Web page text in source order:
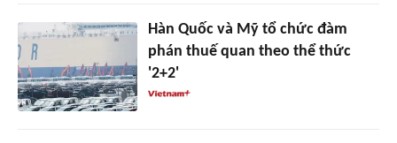
Hàn Quốc và Mỹ tổ chức đàm
phán thuế quan theo thể thức
'2+2'